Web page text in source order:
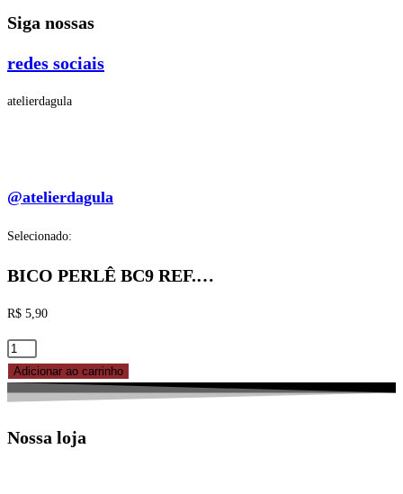
Siga nossas
redes sociais
atelierdagula
@atelierdagula
Selecionado:
BICO PERLÊ BC9 REF.…
R$ 5,90
BICO
PERLÊ
BC9
83-
Adicionar ao carrinho
Nossa loja